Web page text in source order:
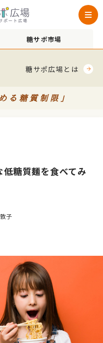
糖サポ市場
糖サポ広場とは
る糖質制限」
糖質麺を食べてみ
子